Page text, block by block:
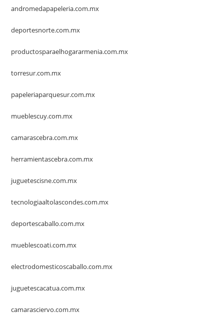
andromedapapeleria.com.mx
deportesnorte.com.mx
productosparaelhogararmenia.com.mx
torresur.com.mx
papeleriaparquesur.com.mx
mueblescuy.com.mx
camarascebra.com.mx
herramientascebra.com.mx
juguetescisne.com.mx
tecnologiaaltolascondes.com.mx
deportescaballo.com.mx
mueblescoati.com.mx
electrodomesticoscaballo.com.mx
juguetescacatua.com.mx
camarasciervo.com.mx